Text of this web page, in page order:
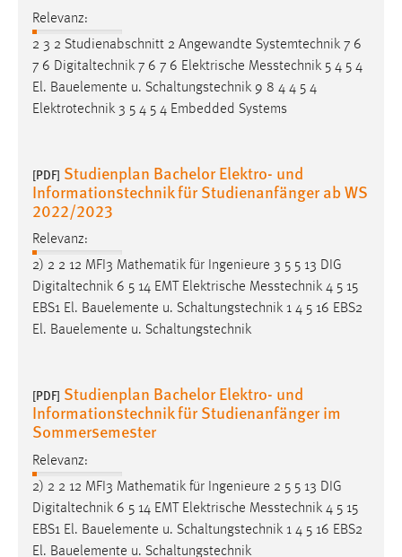
Relevanz:
2 3 2 Studienabschnitt 2 Angewandte Systemtechnik 7 6
7 6 Digitaltechnik 7 6 7 6 Elektrische Messtechnik 5 4 5 4
El. Bauelemente u. Schaltungstechnik 9 8 4 4 5 4
Elektrotechnik 3 5 4 5 4 Embedded Systems
[PDF] Studienplan Bachelor Elektro- und
Informationstechnik für Studienanfänger ab WS
2022/2023
Relevanz:
2) 2 2 12 MFI3 Mathematik für Ingenieure 3 5 5 13 DIG
Digitaltechnik 6 5 14 EMT Elektrische Messtechnik 4 5 15
EBS1 El. Bauelemente u. Schaltungstechnik 1 4 5 16 EBS2
El. Bauelemente u. Schaltungstechnik
[PDF] Studienplan Bachelor Elektro- und
Informationstechnik für Studienanfänger im
Sommersemester
Relevanz:
2) 2 2 12 MFI3 Mathematik für Ingenieure 2 5 5 13 DIG
Digitaltechnik 6 5 14 EMT Elektrische Messtechnik 4 5 15
EBS1 El. Bauelemente u. Schaltungstechnik 1 4 5 16 EBS2
El. Bauelemente u. Schaltungstechnik
Conversion-Tracking
Cookie Laufzeit:
3 Monate
_fbp
Anbieter:
Zweck:
Conversion-Tracking
Cookie Laufzeit:
3 Monate
EXTERNE MEDIEN
Um Inhalte von Videoplattformen und Social Media
Plattformen anzeigen zu können, werden von diesen
externen Medien Cookies gesetzt.
YouTube